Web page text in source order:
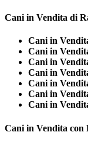
Cani in Vendita di
Cani in
Cani in
Cani in
Cani in
Cani in
Cani in
Cani in
Cani in Vendita con